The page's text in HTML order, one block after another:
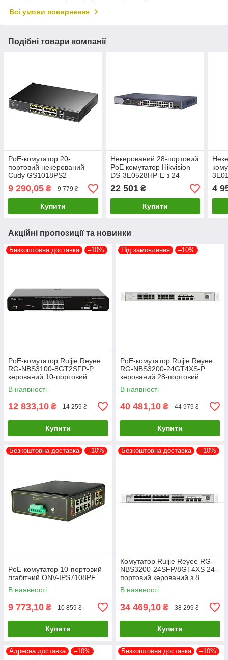
Всі умови повернення
Подібні товари компанії
PoE-комутатор 20-
портовий некерований
Cudy GS1018PS2
гігабітний з 16 портами
PoE+, 200W
9 290,05 ₴ 9 779 ₴
Купити
Некерований 28-портовий
PoE комутатор Hikvision
DS-3E0528HP-E з 24
портами PoE
22 501₴
Купити
PoE
4
Акційні пропозиції та новинки
Безкоштовна доставка –10%
PoE-комутатор Ruijie Reyee
RG-NBS3100-8GT2SFP-P
керований 10-портовий
В наявності
12 833,10 ₴ 14 259 ₴
Купити
Під замовлення –10%
PoE-комутатор Ruijie Reyee
RG-NBS3200-24GT4XS-P
керований 28-портовий
В наявності
40 481,10 ₴ 44 979 ₴
Купити
Безкоштовна доставка –10%
PoE-комутатор 10-портовий
гігабітний ONV-IPS7108PF
В наявності
9 773,10 ₴ 10 859 ₴
Купити
Безкоштовна доставка –10%
Комутатор Ruijie Reyee RG-
NBS3200-24SFP/8GT4XS 24-
портовий керований з 8
комбінованими портами
В наявності
34 469,10 ₴ 38 299 ₴
Купити
Адресна доставка –10% Безкоштовна доставка –10%